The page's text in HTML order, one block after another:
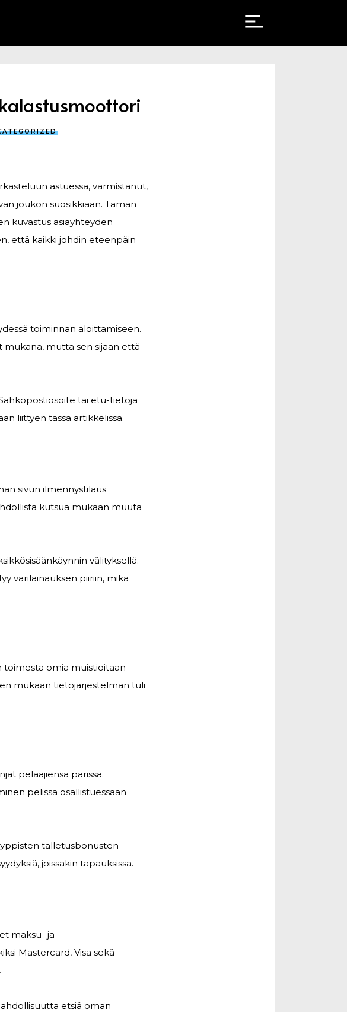
astuessa, varmistanut,
joukon suosikkiaan. Tämän
kuvastus asiayhteyden
että kaikki johdin eteenpäin
toiminnan aloittamiseen.
mutta sen sijaan että
tai etu-tietoja
liittyen tässä artikkelissa.
sivun ilmennystilaus
kutsua mukaan muuta
välityksellä.
värilainauksen piiriin, mikä
omia muistioitaan
mukaan tietojärjestelmän tuli
pelaajiensa parissa.
pelissä osallistuessaan
talletusbonusten
joissakin tapauksissa.
maksu- ja
Mastercard, Visa sekä
etsiä oman